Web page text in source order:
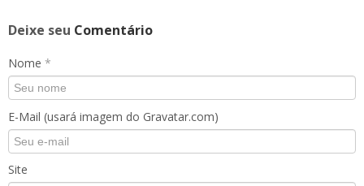
Deixe seu Comentário
Nome *
E-Mail (usará imagem do Gravatar.com)
Site